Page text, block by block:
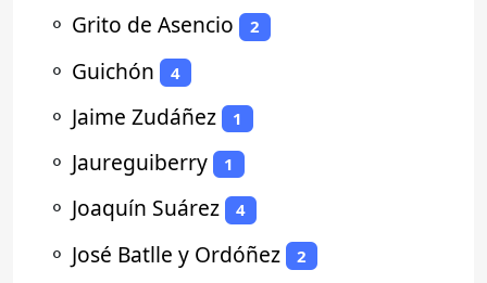
⚬ Grito de Asencio 2
⚬ Guichón 4
⚬ Jaime Zudáñez 1
⚬ Jaureguiberry 1
⚬ Joaquín Suárez 4
⚬ José Batlle y Ordóñez 2